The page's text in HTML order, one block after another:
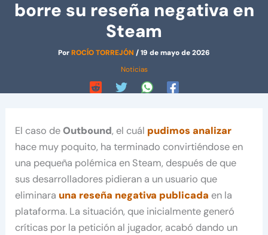
borre su reseña negativa en
Steam
PorROCÍO TORREJÓN /19 de mayo de 2026
Noticias
El caso deOutbound, el cuál pudimos analizar
hace muy poquito, ha terminado convirtiéndose en
una pequeña polémica en Steam, después de que
sus desarrolladores pidieran a un usuario que
eliminara una reseña negativa publicada en la
plataforma. La situación, que inicialmente generó
críticas por la petición al jugador, acabó dando un